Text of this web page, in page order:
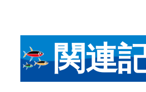
関連